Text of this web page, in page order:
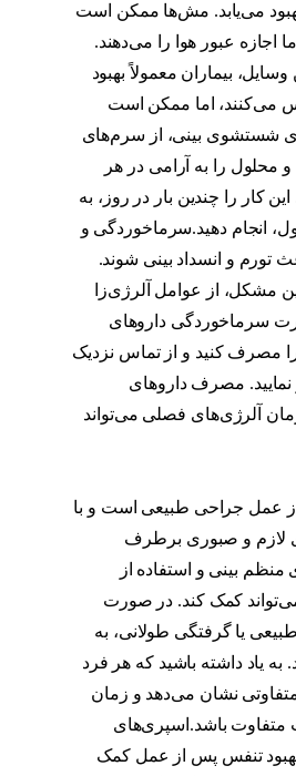
می‌یابد. مش‌ها ممکن است
اجازه عبور هوا را می‌دهند.
بیماران معمولاً بهبود
می‌کنند، اما ممکن است
شستشوی بینی، از سرم‌های
و محلول را به آرامی در هر
کار را چندین بار در روز، به
انجام دهید.سرماخوردگی و
تورم و انسداد بینی شوند.
مشکل، از عوامل آلرژی‌زا
سرماخوردگی داروهای
مصرف کنید و از تماس نزدیک
نمایید. مصرف داروهای
آلرژی‌های فصلی می‌تواند
عمل جراحی طبیعی است و با
لازم و صبوری برطرف
بینی و استفاده از
کمک کند. در صورت
یا گرفتگی طولانی، به
یاد داشته باشید که هر فرد
نشان می‌دهد و زمان
باشد.اسپری‌های
بهبود تنفس پس از عمل کمک